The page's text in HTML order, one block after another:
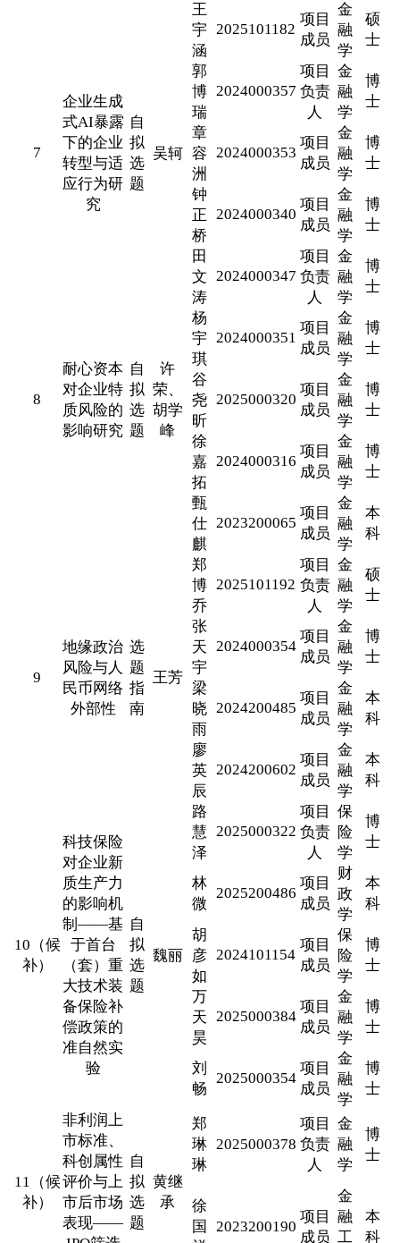
王
宇
涵
2025101182
项目
成员
金
融
学
硕
士
7
企业生成
式AI暴露
下的企业
转型与适
应行为研
究
自
拟
选
题
吴轲
郭
博
瑞
2024000357
项目
负责
人
金
融
学
博
士
章
容
洲
2024000353
项目
成员
金
融
学
博
士
钟
正
桥
2024000340
项目
成员
金
融
学
博
士
8
耐心资本
对企业特
质风险的
影响研究
自
拟
选
题
许
荣、
胡学
峰
田
文
涛
2024000347
项目
负责
人
金
融
学
博
士
杨
宇
琪
2024000351
项目
成员
金
融
学
博
士
谷
尧
昕
2025000320
项目
成员
金
融
学
博
士
徐
嘉
拓
2024000316
项目
成员
金
融
学
博
士
甄
仕
麒
2023200065
项目
成员
金
融
学
本
科
9
地缘政治
风险与人
民币网络
外部性
选
题
指
南
王芳
郑
博
乔
2025101192
项目
负责
人
金
融
学
硕
士
张
天
宇
2024000354
项目
成员
金
融
学
博
士
梁
晓
雨
2024200485
项目
成员
金
融
学
本
科
廖
英
辰
2024200602
项目
成员
金
融
学
本
科
10（候
补）
科技保险
对企业新
质生产力
的影响机
制——基
于首台
（套）重
大技术装
备保险补
偿政策的
准自然实
验
自
拟
选
题
魏丽
路
慧
泽
2025000322
项目
负责
人
保
险
学
博
士
林
微
2025200486
项目
成员
财
政
学
本
科
胡
彦
如
2024101154
项目
成员
保
险
学
博
士
万
天
昊
2025000384
项目
成员
金
融
学
博
士
刘
畅
2025000354
项目
成员
金
融
学
博
士
11（候
补）
非利润上
市标准、
科创属性
评价与上
市后市场
表现——
自
拟
选
题
黄继
承
郑
琳
琳
2025000378
项目
负责
人
金
融
学
博
士
徐
国
2023200190
项目
成员
金
融
工
本
科